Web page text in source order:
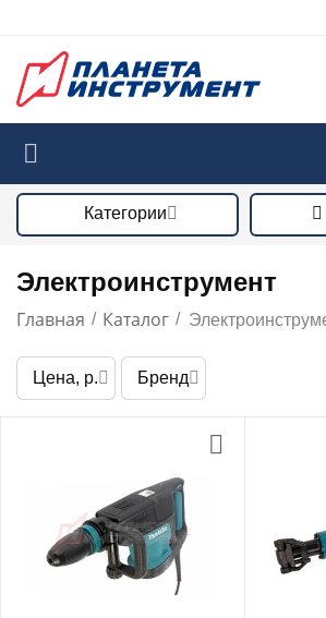
Категории
Электроинструмент
Главная / Каталог /
Цена, р. Бренд